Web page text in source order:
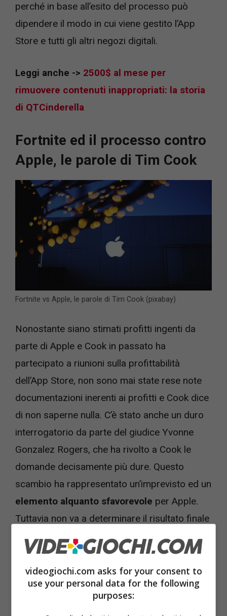
perché in base all’esito del processo può
dipendere il modo in cui viene gestito l’App
Store e tutti gli altri negozi digitali.
Leggi anche -> 2500$ al mese per
rimuovere contenuti inappropriati: la storia
di QTCinderella
Fortnite ed il processo contro
Apple, le parole di Tim Cook
Fortnite vs Apple, le parole di Tim Cook (pixabay)
Nonostante siano stimati profitti ingenti da
parte di Apple e Cook in passato ha
partecipato a riunioni sulla profittabilità
dell’App Store, non sono mai state rese note
documentazioni inerenti ai profitti e Cook dice
di non saperne nulla. C’è stato anche un duro
interrogatorio da parte del giudice Yvonne
Gonzalez Rogers, che ha rivolto a Cook le
domande decisamente più dure. Questo
scambio ha rappresentato un’imprevisto ed un
elemento alquanto sfavorevole per Apple.
Tuttavia non va a determinare il risultato finale
del processo. La sentenza è emessa dal
giudice Gonzalez Rogers, senza alcuna giuria,
arrivando entro la metà del mese di agosto.
Red Dead Redemption 2 e la
videogiochi.com asks for your consent to
use your personal data for the following
purposes: